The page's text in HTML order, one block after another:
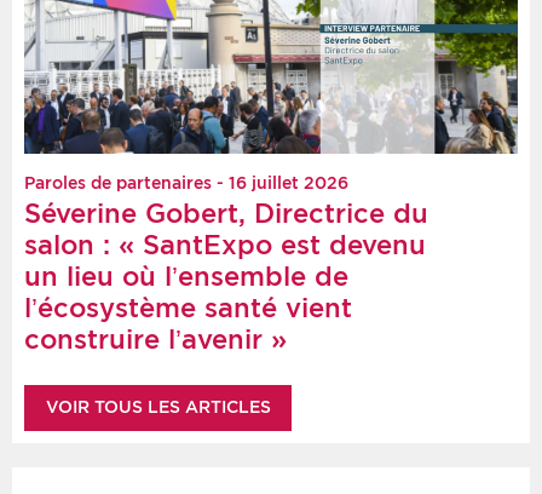
Paroles de partenaires - 16 juillet 2026
Séverine Gobert, Directrice du
salon : « SantExpo est devenu
un lieu où l’ensemble de
l’écosystème santé vient
construire l’avenir »
VOIR TOUS LES ARTICLES